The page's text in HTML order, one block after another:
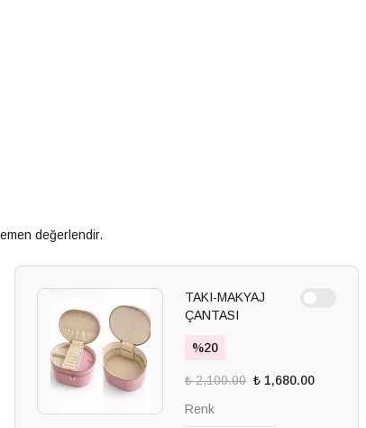
değerlendir.
TAKI-MAKYAJ
ÇANTASI
%20
₺ 2,100.00 ₺ 1,680.00
Renk